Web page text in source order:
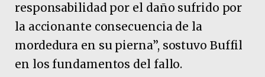
responsabilidad por el daño sufrido por
la accionante consecuencia de la
mordedura en su pierna”, sostuvo Buffil
en los fundamentos del fallo.